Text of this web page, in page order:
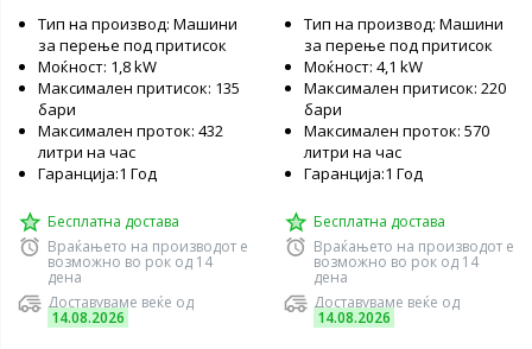
Тип на производ: Машини
за перење под притисок
Моќност: 1,8 kW
Максимален притисок: 135
бари
Максимален проток: 432
литри на час
Гаранција:1 Год
Бесплатна достава
Враќањето на производот е
возможно во рок од 14
дена
Доставуваме веќе од
14.08.2026
Тип на производ: Машини
за перење под притисок
Моќност: 4,1 kW
Максимален притисок: 220
бари
Максимален проток: 570
литри на час
Гаранција:1 Год
Бесплатна достава
Враќањето на производот е
возможно во рок од 14
дена
Доставуваме веќе од
14.08.2026